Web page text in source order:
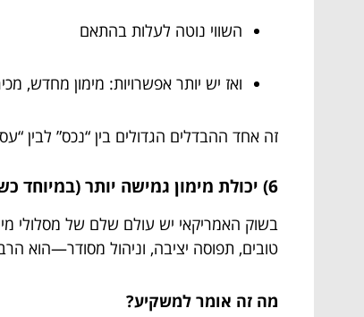
השווי נוטה לעלות בהתאם
ואז יש יותר אפשרויות: מימון מחדש,
זה אחד ההבדלים הגדולים בין “נכס” לבין
6) יכולת מימון גמישה יותר (במיוחד כשזה מנוהל טוב)
בשוק האמריקאי יש עולם שלם של מסלולי
טובים, תפוסה יציבה, וניהול מסודר—הוא
מה זה אומר למשקיע?